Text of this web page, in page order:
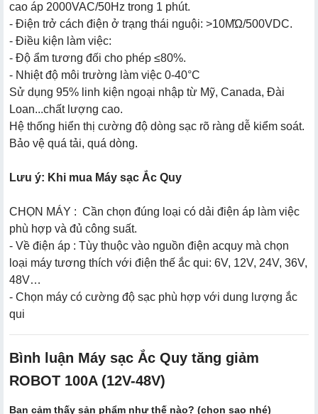
cao áp 2000VAC/50Hz trong 1 phút.
- Điện trở cách điện ở trạng thái nguội: >10MΏ/500VDC.
- Điều kiện làm việc:
- Độ ẩm tương đối cho phép ≤80%.
- Nhiệt độ môi trường làm việc 0-40°C
Sử dụng 95% linh kiện ngoại nhập từ Mỹ, Canada, Đài
Loan...chất lượng cao.
Hệ thống hiển thị cường độ dòng sạc rõ ràng dễ kiểm soát.
Bảo vệ quá tải, quá dòng.
Lưu ý: Khi mua Máy sạc Ắc Quy
CHỌN MÁY : Cần chọn đúng loại có dải điện áp làm việc
phù hợp và đủ công suất.
- Về điện áp : Tùy thuộc vào nguồn điện acquy mà chọn
loại máy tương thích với điện thế ắc qui: 6V, 12V, 24V, 36V,
48V…
- Chọn máy có cường độ sạc phù hợp với dung lượng ắc
qui
Bình luận Máy sạc Ắc Quy tăng giảm
ROBOT 100A (12V-48V)
Bạn cảm thấy sản phẩm như thế nào? (chọn sao nhé)